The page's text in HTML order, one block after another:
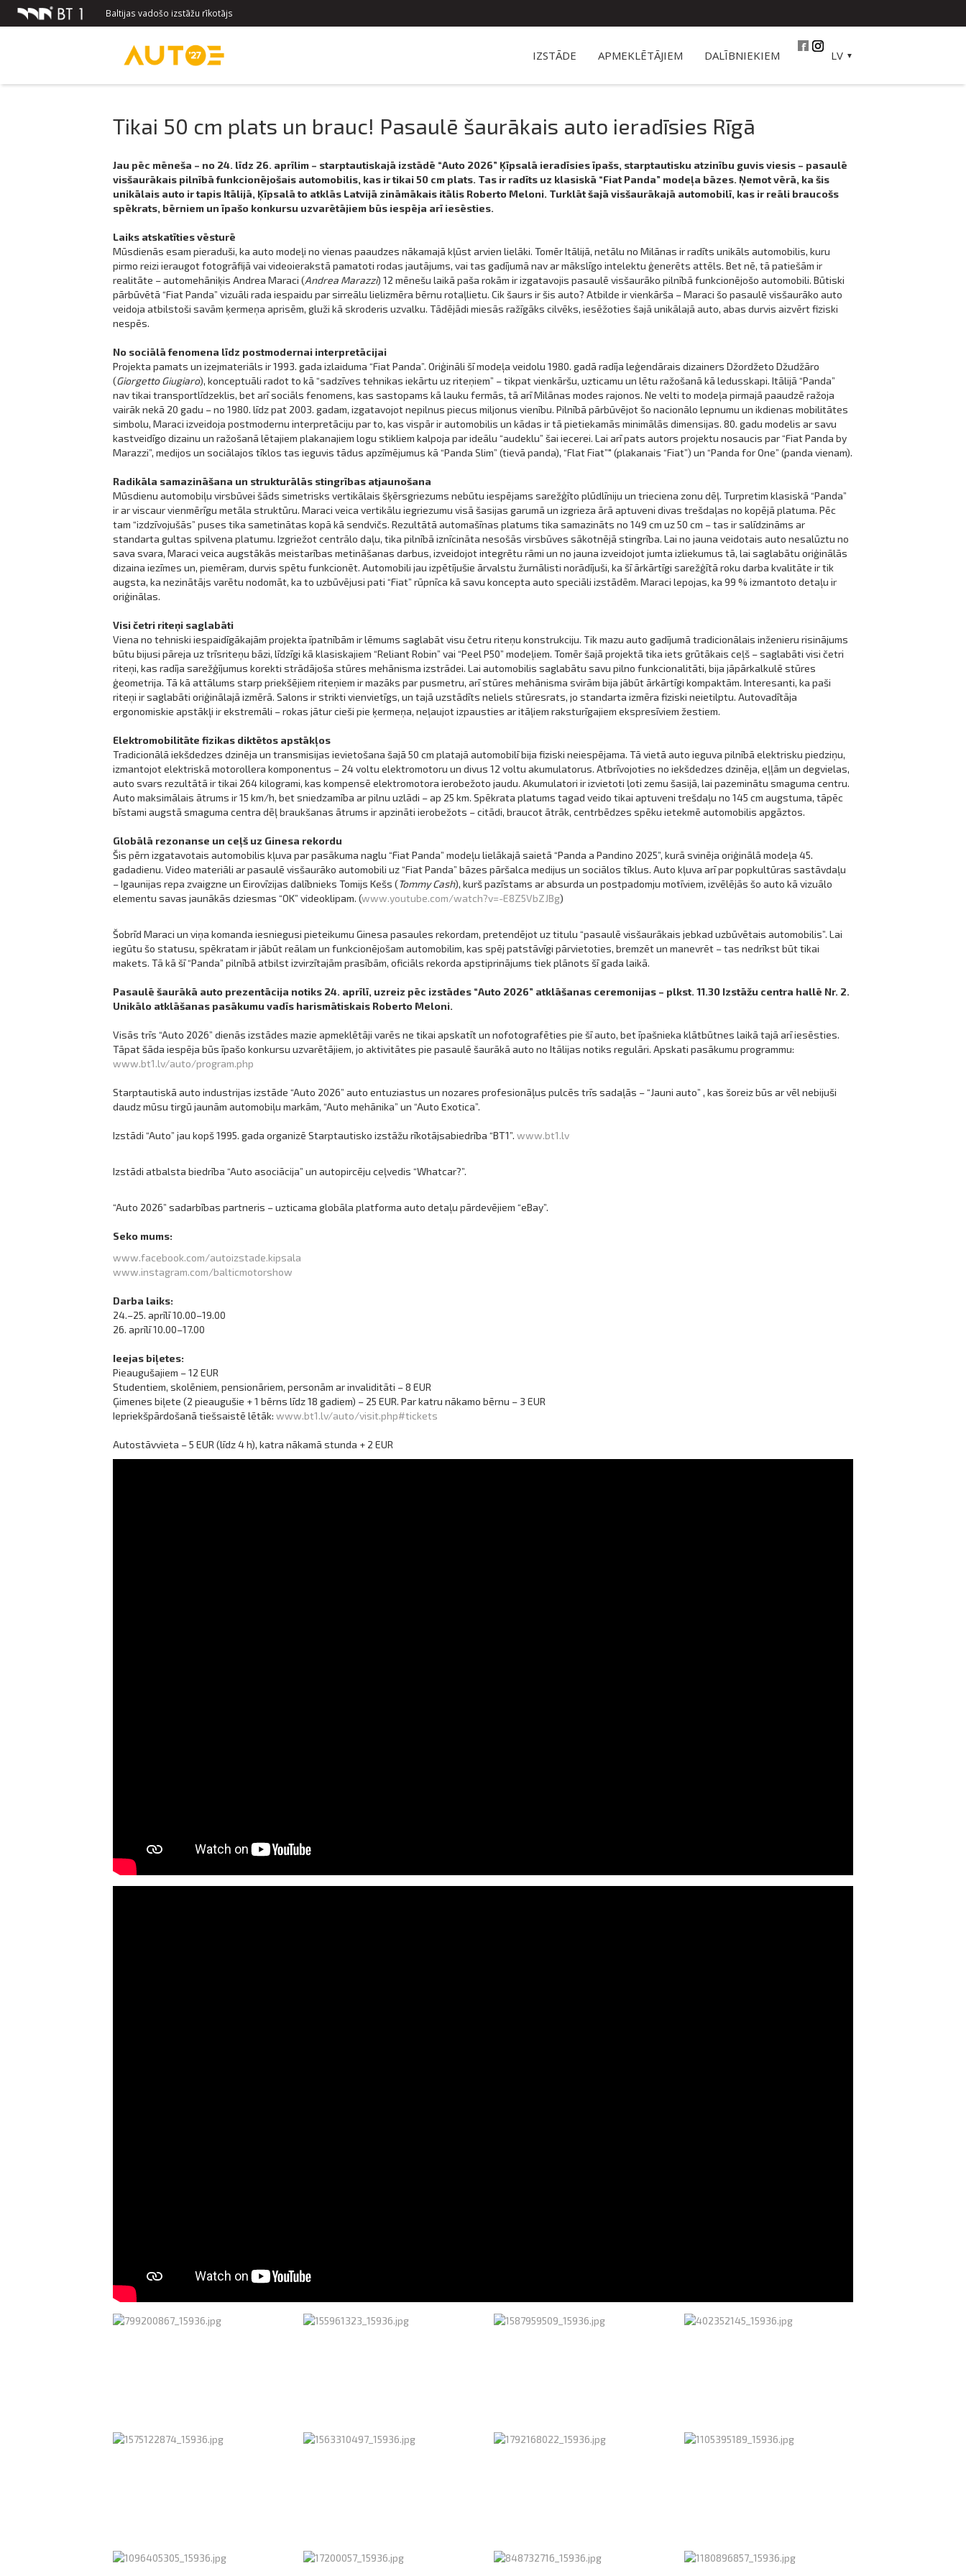
Baltijas vadošo izstāžu rīkotājs
IZSTĀDE APMEKLĒTĀJIEM DALĪBNIEKIEM LV
Tikai 50 cm plats un brauc! Pasaulē šaurākais auto ieradīsies Rīgā
Jau pēc mēneša – no 24. līdz 26. aprīlim – starptautiskajā izstādē “Auto 2026” Ķīpsalā ieradīsies īpašs, starptautisku atzinību guvis viesis – pasaulē
visšaurākais pilnībā funkcionējošais automobilis, kas ir tikai 50 cm plats. Tas ir radīts uz klasiskā “Fiat Panda” modeļa bāzes. Ņemot vērā, ka šis
unikālais auto ir tapis Itālijā, Ķīpsalā to atklās Latvijā zināmākais itālis Roberto Meloni. Turklāt šajā visšaurākajā automobilī, kas ir reāli braucošs
spēkrats, bērniem un īpašo konkursu uzvarētājiem būs iespēja arī iesēsties.
Laiks atskatīties vēsturē
Mūsdienās esam pieraduši, ka auto modeļi no vienas paaudzes nākamajā kļūst arvien lielāki. Tomēr Itālijā, netālu no Milānas ir radīts unikāls automobilis, kuru
pirmo reizi ieraugot fotogrāfijā vai videoierakstā pamatoti rodas jautājums, vai tas gadījumā nav ar mākslīgo intelektu ģenerēts attēls. Bet nē, tā patiešām ir
realitāte – automehāniķis Andrea Maraci (Andrea Marazzi) 12 mēnešu laikā paša rokām ir izgatavojis pasaulē visšaurāko pilnībā funkcionējošo automobili. Būtiski
pārbūvētā “Fiat Panda” vizuāli rada iespaidu par sirreālu lielizmēra bērnu rotaļlietu. Cik šaurs ir šis auto? Atbilde ir vienkārša – Maraci šo pasaulē visšaurāko auto
veidoja atbilstoši savām ķermeņa aprisēm, gluži kā skroderis uzvalku. Tādējādi miesās ražīgāks cilvēks, iesēžoties šajā unikālajā auto, abas durvis aizvērt fiziski
nespēs.
No sociālā fenomena līdz postmodernai interpretācijai
Projekta pamats un izejmateriāls ir 1993. gada izlaiduma “Fiat Panda”. Oriģināli šī modeļa veidolu 1980. gadā radīja leģendārais dizainers Džordžeto Džudžāro
(Giorgetto Giugiaro), konceptuāli radot to kā “sadzīves tehnikas iekārtu uz riteņiem” – tikpat vienkāršu, uzticamu un lētu ražošanā kā ledusskapi. Itālijā “Panda”
nav tikai transportlīdzeklis, bet arī sociāls fenomens, kas sastopams kā lauku fermās, tā arī Milānas modes rajonos. Ne velti to modeļa pirmajā paaudzē ražoja
vairāk nekā 20 gadu – no 1980. līdz pat 2003. gadam, izgatavojot nepilnus piecus miljonus vienību. Pilnībā pārbūvējot šo nacionālo lepnumu un ikdienas mobilitātes
simbolu, Maraci izveidoja postmodernu interpretāciju par to, kas vispār ir automobilis un kādas ir tā pietiekamās minimālās dimensijas. 80. gadu modelis ar savu
kastveidīgo dizainu un ražošanā lētajiem plakanajiem logu stikliem kalpoja par ideālu “audeklu” šai iecerei. Lai arī pats autors projektu nosaucis par “Fiat Panda by
Marazzi”, medijos un sociālajos tīklos tas ieguvis tādus apzīmējumus kā “Panda Slim” (tievā panda), “Flat Fiat”" (plakanais “Fiat”) un “Panda for One” (panda vienam).
Radikāla samazināšana un strukturālās stingrības atjaunošana
Mūsdienu automobiļu virsbūvei šāds simetrisks vertikālais šķērsgriezums nebūtu iespējams sarežģīto plūdlīniju un trieciena zonu dēļ. Turpretim klasiskā “Panda”
ir ar viscaur vienmērīgu metāla struktūru. Maraci veica vertikālu iegriezumu visā šasijas garumā un izgrieza ārā aptuveni divas trešdaļas no kopējā platuma. Pēc
tam “izdzīvojušās” puses tika sametinātas kopā kā sendvičs. Rezultātā automašīnas platums tika samazināts no 149 cm uz 50 cm – tas ir salīdzināms ar
standarta gultas spilvena platumu. Izgriežot centrālo daļu, tika pilnībā iznīcināta nesošās virsbūves sākotnējā stingrība. Lai no jauna veidotais auto nesalūztu no
sava svara, Maraci veica augstākās meistarības metināšanas darbus, izveidojot integrētu rāmi un no jauna izveidojot jumta izliekumus tā, lai saglabātu oriģinālās
dizaina iezīmes un, piemēram, durvis spētu funkcionēt. Automobili jau izpētījušie ārvalstu žurnālisti norādījuši, ka šī ārkārtīgi sarežģītā roku darba kvalitāte ir tik
augsta, ka nezinātājs varētu nodomāt, ka to uzbūvējusi pati “Fiat” rūpnīca kā savu koncepta auto speciāli izstādēm. Maraci lepojas, ka 99 % izmantoto detaļu ir
oriģinālas.
Visi četri riteņi saglabāti
Viena no tehniski iespaidīgākajām projekta īpatnībām ir lēmums saglabāt visu četru riteņu konstrukciju. Tik mazu auto gadījumā tradicionālais inženieru risinājums
būtu bijusi pāreja uz trīsriteņu bāzi, līdzīgi kā klasiskajiem “Reliant Robin” vai “Peel P50” modeļiem. Tomēr šajā projektā tika iets grūtākais ceļš – saglabāti visi četri
riteņi, kas radīja sarežģījumus korekti strādājoša stūres mehānisma izstrādei. Lai automobilis saglabātu savu pilno funkcionalitāti, bija jāpārkalkulē stūres
ģeometrija. Tā kā attālums starp priekšējiem riteņiem ir mazāks par pusmetru, arī stūres mehānisma svirām bija jābūt ārkārtīgi kompaktām. Interesanti, ka paši
riteņi ir saglabāti oriģinālajā izmērā. Salons ir strikti vienvietīgs, un tajā uzstādīts neliels stūresrats, jo standarta izmēra fiziski neietilptu. Autovadītāja
ergonomiskie apstākļi ir ekstremāli – rokas jātur cieši pie ķermeņa, neļaujot izpausties ar itāļiem raksturīgajiem ekspresīviem žestiem.
Elektromobilitāte fizikas diktētos apstākļos
Tradicionālā iekšdedzes dzinēja un transmisijas ievietošana šajā 50 cm platajā automobilī bija fiziski neiespējama. Tā vietā auto ieguva pilnībā elektrisku piedziņu,
izmantojot elektriskā motorollera komponentus – 24 voltu elektromotoru un divus 12 voltu akumulatorus. Atbrīvojoties no iekšdedzes dzinēja, eļļām un degvielas,
auto svars rezultātā ir tikai 264 kilogrami, kas kompensē elektromotora ierobežoto jaudu. Akumulatori ir izvietoti ļoti zemu šasijā, lai pazeminātu smaguma centru.
Auto maksimālais ātrums ir 15 km/h, bet sniedzamība ar pilnu uzlādi – ap 25 km. Spēkrata platums tagad veido tikai aptuveni trešdaļu no 145 cm augstuma, tāpēc
bīstami augstā smaguma centra dēļ braukšanas ātrums ir apzināti ierobežots – citādi, braucot ātrāk, centrbēdzes spēku ietekmē automobilis apgāztos.
Globālā rezonanse un ceļš uz Ginesa rekordu
Šis pērn izgatavotais automobilis kļuva par pasākuma naglu “Fiat Panda” modeļu lielākajā saietā “Panda a Pandino 2025”, kurā svinēja oriģinālā modeļa 45.
gadadienu. Video materiāli ar pasaulē visšaurāko automobili uz “Fiat Panda” bāzes pāršalca medijus un sociālos tīklus. Auto kļuva arī par popkultūras sastāvdaļu
– Igaunijas repa zvaigzne un Eirovīzijas dalībnieks Tomijs Kešs (Tommy Cash), kurš pazīstams ar absurda un postpadomju motīviem, izvēlējās šo auto kā vizuālo
elementu savas jaunākās dziesmas “OK” videoklipam. (www.youtube.com/watch?v=-E8Z5VbZJBg)
Šobrīd Maraci un viņa komanda iesniegusi pieteikumu Ginesa pasaules rekordam, pretendējot uz titulu “pasaulē visšaurākais jebkad uzbūvētais automobilis”. Lai
iegūtu šo statusu, spēkratam ir jābūt reālam un funkcionējošam automobilim, kas spēj patstāvīgi pārvietoties, bremzēt un manevrēt – tas nedrīkst būt tikai
makets. Tā kā šī “Panda” pilnībā atbilst izvirzītajām prasībām, oficiāls rekorda apstiprinājums tiek plānots šī gada laikā.
Pasaulē šaurākā auto prezentācija notiks 24. aprīlī, uzreiz pēc izstādes “Auto 2026” atklāšanas ceremonijas – plkst. 11.30 Izstāžu centra hallē Nr. 2.
Unikālo atklāšanas pasākumu vadīs harismātiskais Roberto Meloni.
Visās trīs “Auto 2026” dienās izstādes mazie apmeklētāji varēs ne tikai apskatīt un nofotografēties pie šī auto, bet īpašnieka klātbūtnes laikā tajā arī iesēsties.
Tāpat šāda iespēja būs īpašo konkursu uzvarētājiem, jo aktivitātes pie pasaulē šaurākā auto no Itālijas notiks regulāri. Apskati pasākumu programmu:
www.bt1.lv/auto/program.php
Starptautiskā auto industrijas izstāde “Auto 2026” auto entuziastus un nozares profesionāļus pulcēs trīs sadaļās – “Jauni auto” , kas šoreiz būs ar vēl nebijuši
daudz mūsu tirgū jaunām automobiļu markām, “Auto mehānika” un “Auto Exotica”.
Izstādi “Auto” jau kopš 1995. gada organizē Starptautisko izstāžu rīkotājsabiedrība “BT1”. www.bt1.lv
Izstādi atbalsta biedrība “Auto asociācija” un autopircēju ceļvedis “Whatcar?”.
“Auto 2026” sadarbības partneris – uzticama globāla platforma auto detaļu pārdevējiem “eBay”.
Seko mums:
www.facebook.com/autoizstade.kipsala
www.instagram.com/balticmotorshow
Darba laiks:
24.–25. aprīlī 10.00–19.00
26. aprīlī 10.00–17.00
Ieejas biļetes:
Pieaugušajiem – 12 EUR
Studentiem, skolēniem, pensionāriem, personām ar invaliditāti – 8 EUR
Ģimenes biļete (2 pieaugušie + 1 bērns līdz 18 gadiem) – 25 EUR. Par katru nākamo bērnu – 3 EUR
Iepriekšpārdošanā tiešsaistē lētāk: www.bt1.lv/auto/visit.php#tickets
Autostāvvieta – 5 EUR (līdz 4 h), katra nākamā stunda + 2 EUR